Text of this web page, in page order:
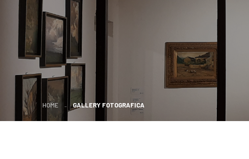
HOME GALLERY FOTOGRAFICA